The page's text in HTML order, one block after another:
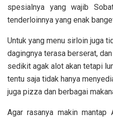
spesialnya yang wajib
tenderloinnya yang enak
Untuk yang menu sirloin juga
dagingnya terasa berserat,
sedikit agak alot akan tetapi
tentu saja tidak hanya
juga pizza dan berbagai
Agar rasanya makin mantap